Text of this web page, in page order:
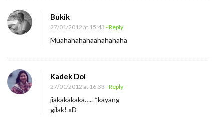
Bukik
27/01/2012 at 15:43 - Reply
Muahahahahaahahahaha
Kadek Doi
27/01/2012 at 16:33 - Reply
jiakakakaka….. *kayang
gilak! xD